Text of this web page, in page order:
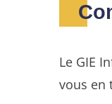
Le GIE
vous en